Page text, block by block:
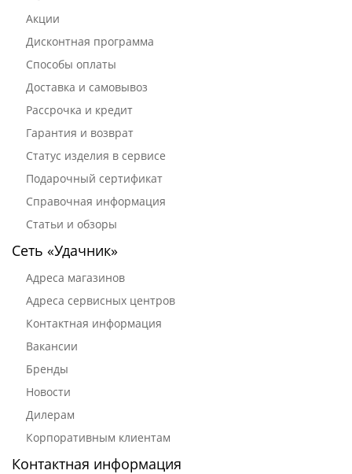
Акции
Дисконтная программа
Способы оплаты
Доставка и самовывоз
Рассрочка и кредит
Гарантия и возврат
Статус изделия в сервисе
Подарочный сертификат
Справочная информация
Статьи и обзоры
Сеть «Удачник»
Адреса магазинов
Адреса сервисных центров
Контактная информация
Вакансии
Бренды
Новости
Дилерам
Корпоративным клиентам
Контактная информация